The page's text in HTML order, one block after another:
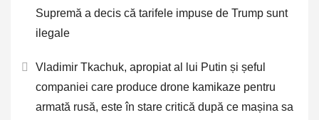
Supremă a decis că tarifele impuse de Trump sunt
ilegale
Vladimir Tkachuk, apropiat al lui Putin și șeful
companiei care produce drone kamikaze pentru
armată rusă, este în stare critică după ce mașina sa